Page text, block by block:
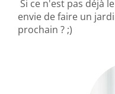
Si ce n'est pas déjà
envie de faire un
prochain ? ;)